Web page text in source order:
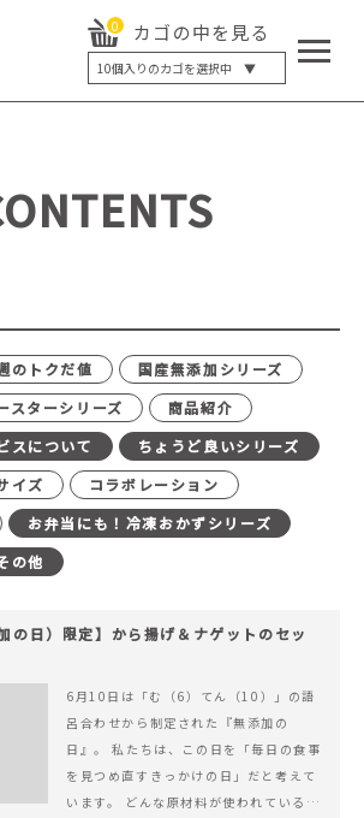
0 カゴの中を見る
10個入りのカゴを選択中 ▼
5個入り
20個入り
最大12%OFF
のトクだ値
国産無添加シリーズ
スターシリーズ
商品紹介
スについて
ちょうど良いシリーズ
イズ
コラボレーション
お弁当にも！冷凍おかずシリーズ
の他
の日）限定】から揚げ＆ナゲットのセッ
6月10日は「む（6）てん（10）」の語
呂合わせから制定された『無添加の
日』。 私たちは、この日を「毎日の食事
を見つめ直すきっかけの日」だと考えて
います。 どんな原材料が使われているの